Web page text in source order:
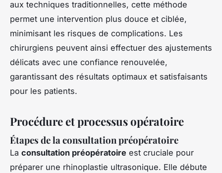
aux techniques traditionnelles, cette méthode
permet une intervention plus douce et ciblée,
minimisant les risques de complications. Les
chirurgiens peuvent ainsi effectuer des ajustements
délicats avec une confiance renouvelée,
garantissant des résultats optimaux et satisfaisants
pour les patients.
Procédure et processus opératoire
Étapes de la consultation préopératoire
La consultation préopératoire est cruciale pour
préparer une rhinoplastie ultrasonique. Elle débute